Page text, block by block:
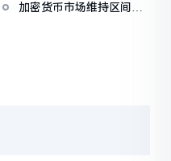
撤资37.4亿美元
加密货币市场维持区间震